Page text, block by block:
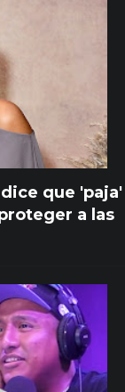
que 'paja'
a las